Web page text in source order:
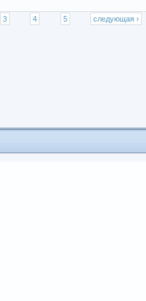
3 4 5 следующая ›